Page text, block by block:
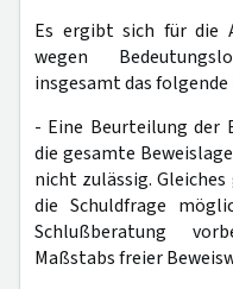
Es ergibt sich für die
wegen
insgesamt das folgende
- Eine Beurteilung der
die gesamte
nicht zulässig.
die Schuldfrage
Schlußberatung
Maßstabs freier